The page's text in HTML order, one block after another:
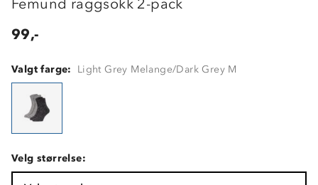
99,-
Valgt farge: Light Grey Melange/Dark Grey M
Velg størrelse: